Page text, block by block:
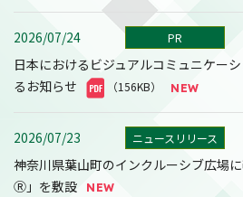
2026/07/24 PR
日本におけるビジュアルコミュニケー
るお知らせ
（156KB）
2026/07/23 ニュースリリース
神奈川県葉山町のインクルーシブ広場
Ⓡ」を敷設